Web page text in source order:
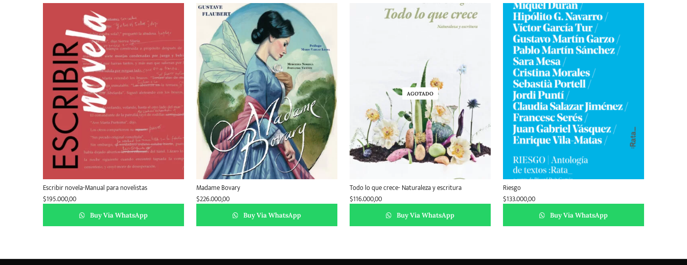
Escribir novela-Manual para novelistas
$195.000,00
Buy Via WhatsApp
Madame Bovary
$226.000,00
Buy Via WhatsApp
AGOTADO
Todo lo que crece- Naturaleza y escritura
$116.000,00
Buy Via WhatsApp
Riesgo
$133.000,00
Buy Via WhatsApp